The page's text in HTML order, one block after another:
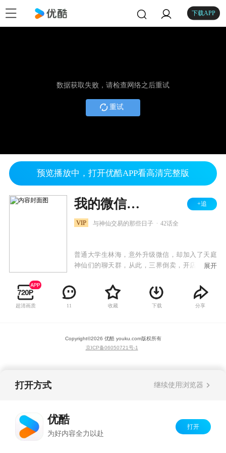
下载APP
数据获取失败，请检查网络之后重试
重试
预览播放中，打开优酷APP看高清完整版
我的微信连三界 第二季 +追
VIP 与神仙交易的那些日子 42话全
普通大学生林海，意外升级微信，却加入了天庭
神仙们的聊天群，从此，三界倒卖，开店唠嗑，
展开
超清画质 11 收藏 下载 分享
Copyright©2026 优酷 youku.com版权所有
京ICP备06050721号-1
打开方式 继续使用浏览器
优酷
为好内容全力以赴
打开